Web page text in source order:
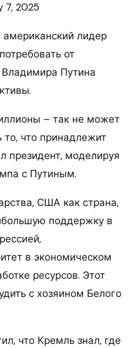
7, 2025
лидер
от
Владимира Путина
– так не может
что принадлежит
президент, моделируя
с Путиным.
США как страна,
поддержку в
в экономическом
ресурсов. Этот
с хозяином Белого
что Кремль знал, где